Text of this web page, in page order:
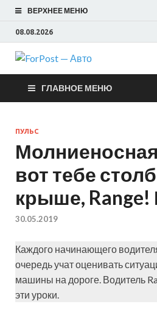
ВЕРХНЕЕ МЕНЮ
08.08.2026
Авто
ГЛАВНОЕ МЕНЮ
ПУЛЬС
вот тебе
крыше,
30.05.2019
Каждого начинающего
очередь учат оценивать
машины на дороге. Водитель
эти уроки.